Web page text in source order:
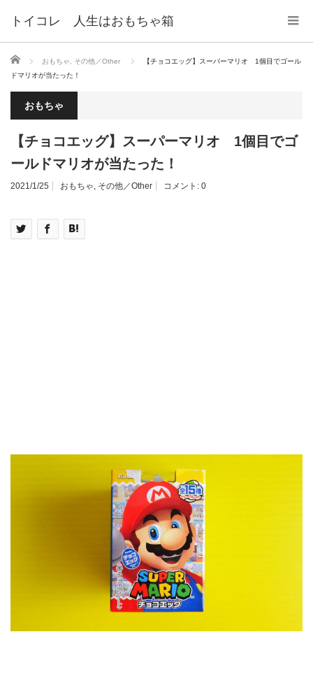
トイコレ 人生はおもちゃ箱
ホーム おもちゃ その他／Other
【チョコエッグ】スーパーマリオ 1個目でゴール
ドマリオが当たった！
おもちゃ
【チョコエッグ】スーパーマリオ 1個目でゴ
ールドマリオが当たった！
2021/1/25 おもちゃ, その他／Other コメント: 0